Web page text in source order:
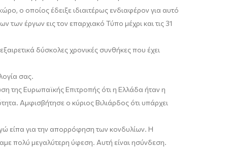
, ο οποίος έδειξε ιδιαιτέρως ενδιαφέρον για αυτό
έργων εις τον επαρχιακό Τύπο μέχρι και τις 31
δύσκολες χρονικές συνθήκες που έχει
σας.
της Ευρωπαϊκής Επιτροπής ότι η Ελλάδα ήταν η
Αμφισβήτησε ο κύριοςΒιλιάρδος ότι υπάρχει
είπα για την απορρόφηση των κονδυλίων. Η
πολύ μεγαλύτερη ύφεση. Αυτή είναι ησύνδεση.